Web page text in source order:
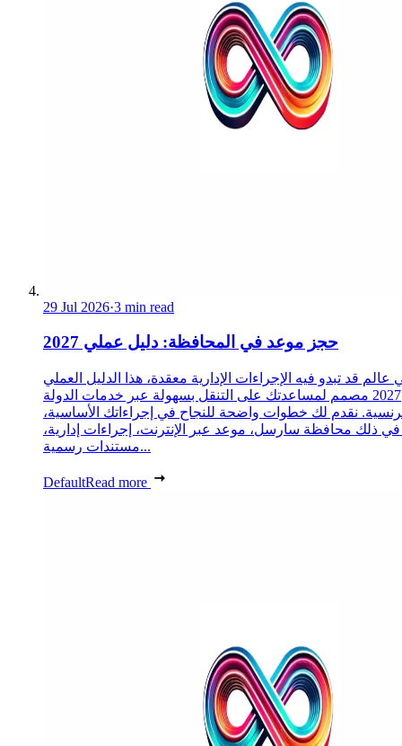
29 Jul 2026·3 min read
حجز موعد في المحافظة: دليل عملي 2027
عالم قد تبدو فيه الإجراءات الإدارية معقدة، هذا الدليل العملي
2027 مصمم لمساعدتك على التنقل بسهولة عبر خدمات الدولة
نقدم لك خطوات واضحة للنجاح في إجراءاتك الأساسية،
في ذلك محافظة سارسل، موعد عبر الإنترنت، إجراءات إدارية،
مستندات رسمية...
DefaultRead more